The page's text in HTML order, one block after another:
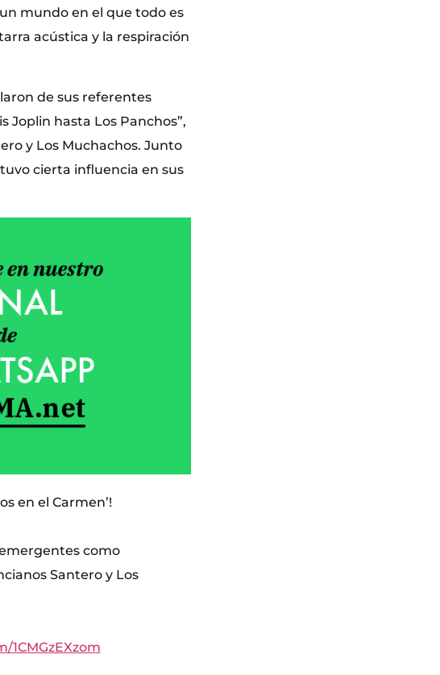
mundo en el que todo es
acústica y la respiración
de sus referentes
Joplin hasta Los Panchos”,
y Los Muchachos. Junto
cierta influencia en sus
en el Carmen’!
como
Santero y Los
1CMGzEXzom